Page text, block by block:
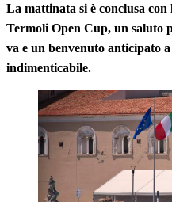
La mattinata si è conclusa
Termoli Open Cup, un saluto
va e un benvenuto anticipato a
indimenticabile.